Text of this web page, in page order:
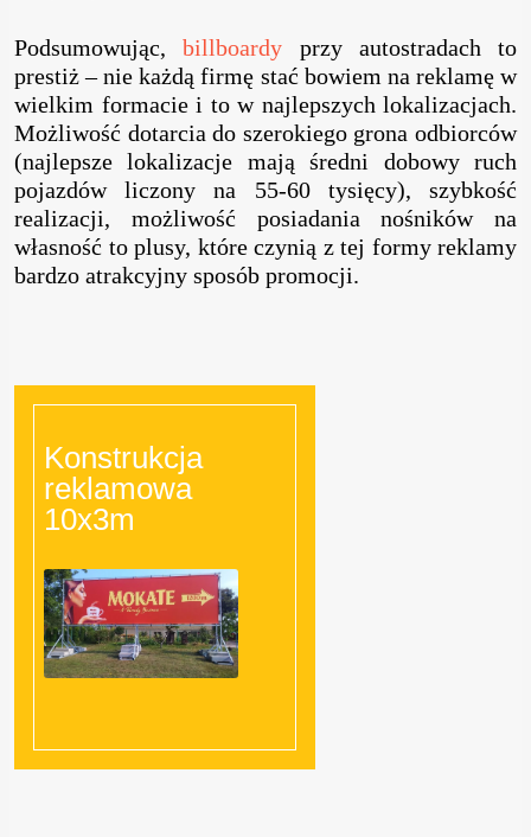
Podsumowując,billboardy przy autostradach to
prestiż – nie każdą firmę stać bowiem na reklamę w
wielkim formacie i to w najlepszych lokalizacjach.
Możliwość dotarcia do szerokiego grona odbiorców
(najlepsze lokalizacje mają średni dobowy ruch
pojazdów liczony na 55-60 tysięcy), szybkość
realizacji, możliwość posiadania nośników na
własność to plusy, które czynią z tej formy reklamy
bardzo atrakcyjny sposób promocji.
Konstrukcja
reklamowa
10x3m